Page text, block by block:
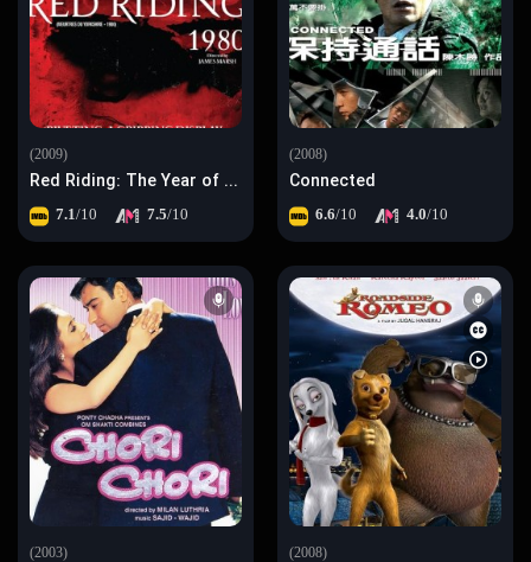
(2008)
Connected
6.6/10 4.0/10
(2009)
Red Riding: The Year of Our Lord 1980
7.1/10 7.5/10
(2008)
(2003)